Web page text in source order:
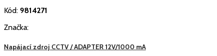
Kód: 9814271
Značka:
Napájací zdroj CCTV / ADAPTER 12V/1000 mA